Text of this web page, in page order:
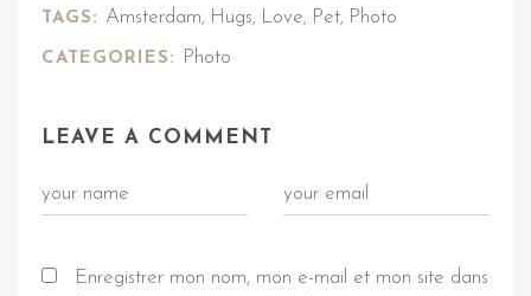
TAGS: Amsterdam, Hugs, Love, Pet, Photo
CATEGORIES: Photo
LEAVE A COMMENT
Enregistrer mon nom, mon e-mail et mon site dans